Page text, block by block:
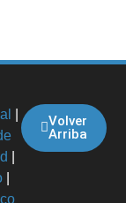
Volver
Arriba